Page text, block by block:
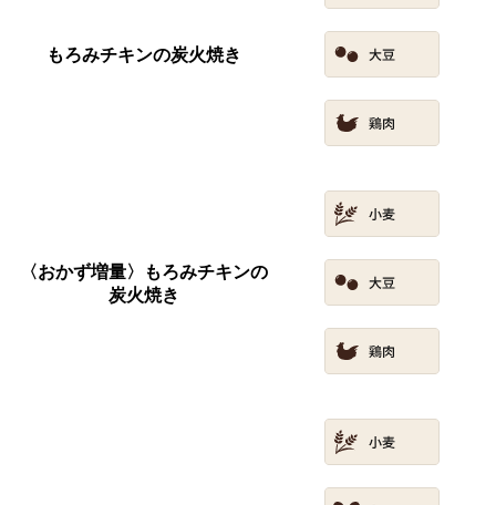
もろみチキンの炭火焼き
〈おかず増量〉もろみチキンの
炭火焼き